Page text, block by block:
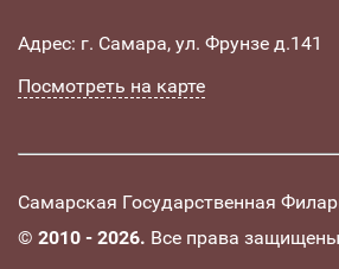
Адрес: г. Самара, ул. Фрунзе д.141
Посмотреть на карте
Самарская Государственная
© 2010 - 2026. Все права